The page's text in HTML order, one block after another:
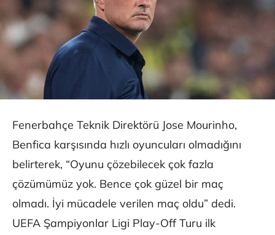
Fenerbahçe Teknik Direktörü Jose Mourinho,
Benfica karşısında hızlı oyuncuları olmadığını
belirterek, “Oyunu çözebilecek çok fazla
çözümümüz yok. Bence çok güzel bir maç
olmadı. İyi mücadele verilen maç oldu” dedi.
UEFA Şampiyonlar Ligi Play-Off Turu ilk